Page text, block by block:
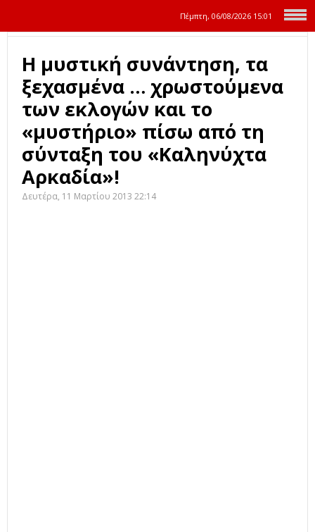
Πέμπτη, 06/08/2026 15:01
Η μυστική συνάντηση, τα
ξεχασμένα … χρωστούμενα
των εκλογών και το
«μυστήριο» πίσω από τη
σύνταξη του «Καληνύχτα
Αρκαδία»!
Δευτέρα, 11 Μαρτίου 2013 22:14